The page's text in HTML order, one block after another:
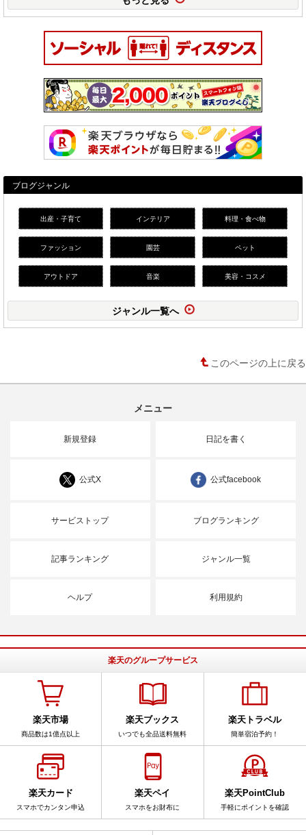
ブログジャンル
出産・子育て インテリア 料理・食べ物
ファッション 園芸 ペット
アウトドア 音楽 美容・コスメ
ジャンル一覧へ
このページの上に戻る
メニュー
新規登録 日記を書く
公式X 公式facebook
サービストップ ブログランキング
記事ランキング ジャンル一覧
ヘルプ 利用規約
楽天のグループサービス
楽天市場
商品数は1億点以上
楽天ブックス
いつでも全品送料無料
楽天トラベル
簡単宿泊予約！
楽天カード
スマホでカンタン申込
楽天ペイ
スマホをお財布に
楽天PointClub
手軽にポイントを確認